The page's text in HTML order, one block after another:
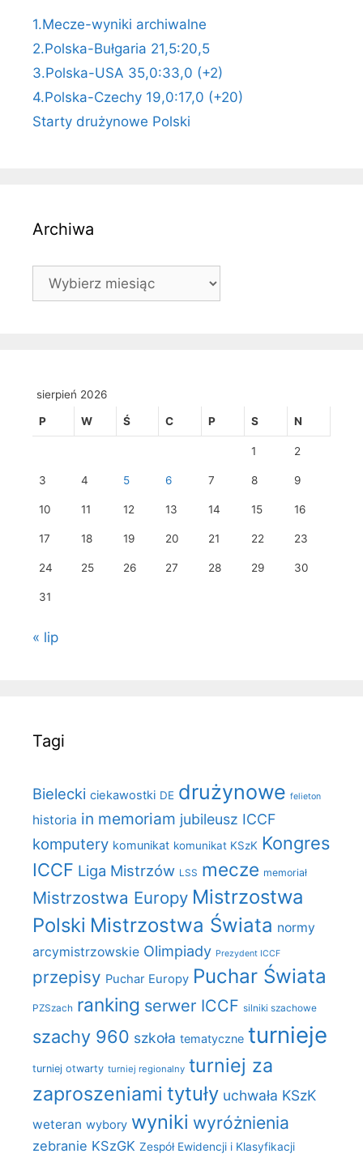
1.Mecze-wyniki archiwalne
2.Polska-Bułgaria 21,5:20,5
3.Polska-USA 35,0:33,0 (+2)
4.Polska-Czechy 19,0:17,0 (+20)
Starty drużynowe Polski
Archiwa
Archiwa
sierpień 2026
P W Ś C P S N
1 2
3 4 5 6 7 8 9
10 11 12 13 14 15 16
17 18 19 20 21 22 23
24 25 26 27 28 29 30
31
« lip
Tagi
Bielecki ciekawostki DE drużynowe felieton
historia in memoriam jubileusz ICCF
komputery komunikat komunikat KSzK Kongres
ICCF Liga Mistrzów LSS mecze memoriał
Mistrzostwa Europy Mistrzostwa
Polski Mistrzostwa Świata normy
arcymistrzowskie Olimpiady Prezydent ICCF
przepisy Puchar Europy Puchar Świata
PZSzach ranking serwer ICCF silniki szachowe
szachy 960 szkoła tematyczne turnieje
turniej otwarty turniej regionalny turniej za
zaproszeniami tytuły uchwała KSzK
weteran wybory wyniki wyróżnienia
zebranie KSzGK Zespół Ewidencji i Klasyfikacji